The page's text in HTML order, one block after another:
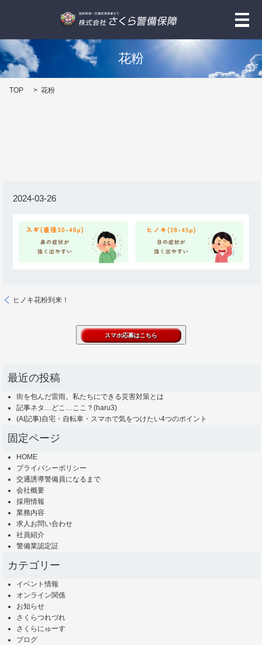
メ
花粉
TOP 花粉
2024-03-26
ヒノキ花粉到来！
最近の投稿
街を包んだ雷雨。私たちにできる災害対策とは
記事ネタ…どこ…ここ？(haru3)
(AI記事)自宅・自転車・スマホで気をつけたい4つのポイント
固定ページ
HOME
プライバシーポリシー
交通誘導警備員になるまで
会社概要
採用情報
業務内容
求人お問い合わせ
社員紹介
警備業認定証
カテゴリー
イベント情報
オンライン関係
お知らせ
さくらつれづれ
さくらにゅーす
ブログ